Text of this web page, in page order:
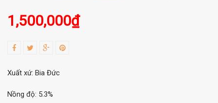
1,500,000₫
Xuất xứ: Bia Đức
Nồng độ: 5.3%